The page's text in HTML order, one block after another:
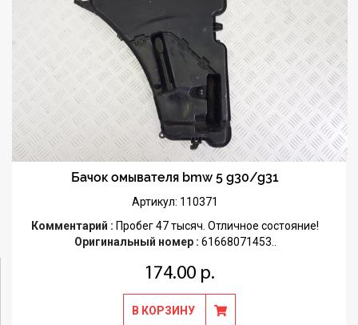
Бачок омывателя bmw 5 g30/g31
Артикул: 110371
Комментарий : Пробег 47 тысяч. Отличное состояние!
Оригинальный номер : 61668071453..
174.00 р.
В КОРЗИНУ